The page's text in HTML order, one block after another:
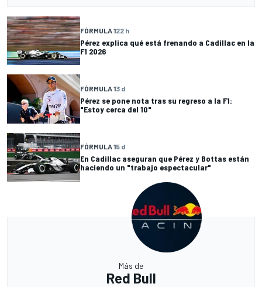
FÓRMULA 122 h
Pérez explica qué está frenando a Cadillac en la
F1 2026
FÓRMULA 13 d
Pérez se pone nota tras su regreso a la F1:
"Estoy cerca del 10"
FÓRMULA 15 d
En Cadillac aseguran que Pérez y Bottas están
haciendo un "trabajo espectacular"
Más de
Red Bull